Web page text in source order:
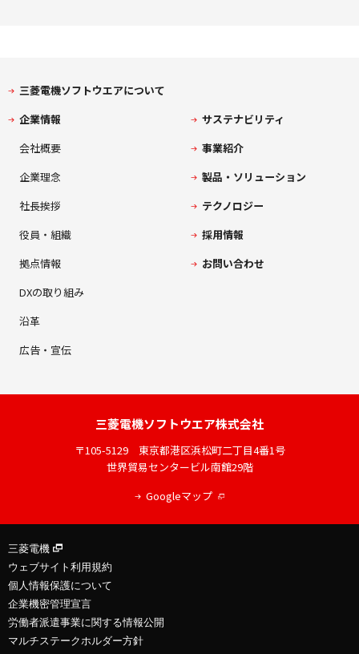
三菱電機ソフトウエア株式会社
〒105-5129 東京都港区浜松町二丁目4番1号
世界貿易センタービル南館29階
Googleマップ
三菱電機ソフトウエアについて
企業情報
会社概要
企業理念
社長挨拶
役員・組織
拠点情報
DXの取り組み
沿革
広告・宣伝
サステナビリティ
事業紹介
製品・ソリューション
テクノロジー
採用情報
お問い合わせ
三菱電機
ウェブサイト利用規約
個人情報保護について
企業機密管理宣言
労働者派遣事業に関する情報公開
マルチステークホルダー方針